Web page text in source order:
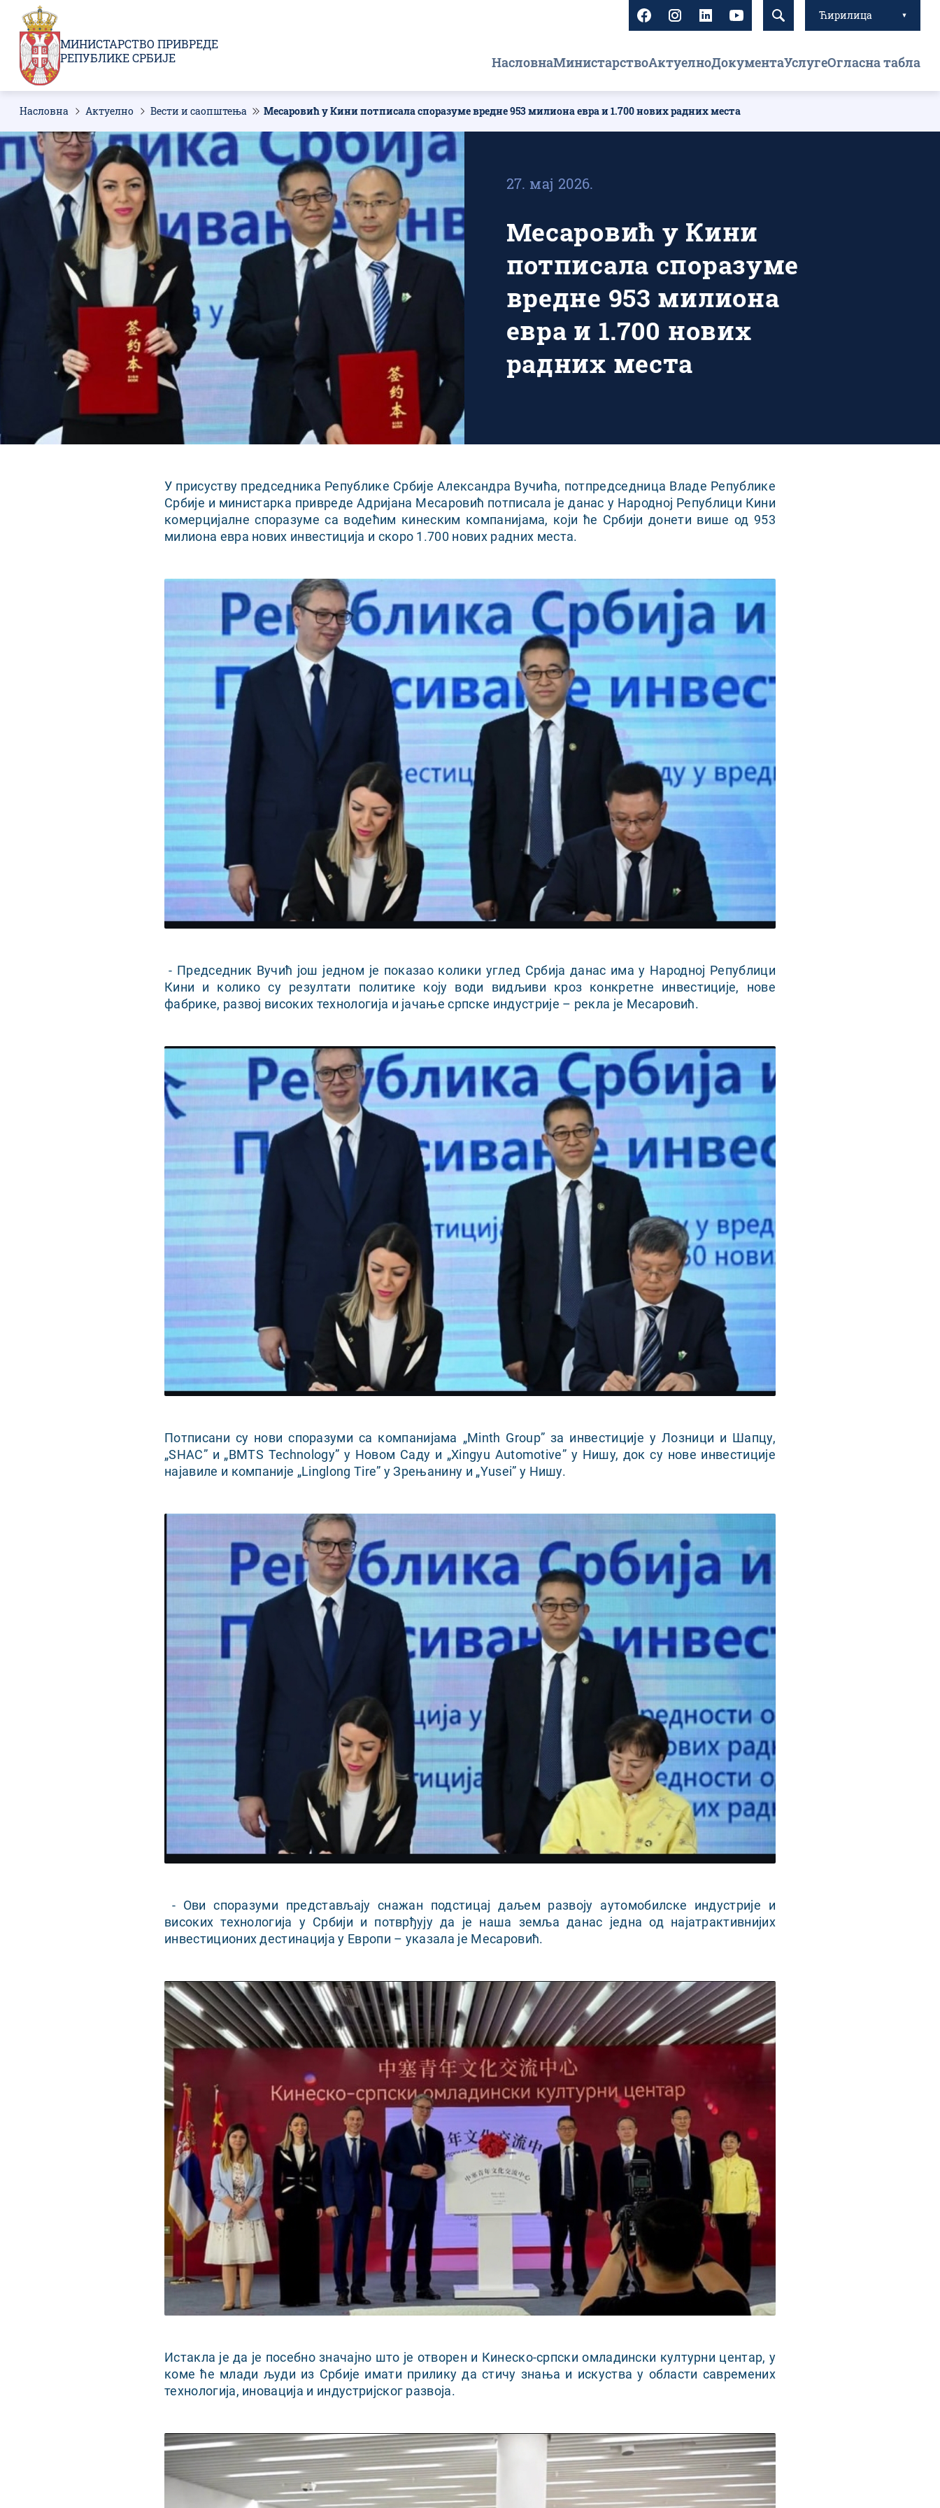
Пребаци
главни
садржаја
МИНИСТАРСТВО ПРИВРЕДЕ
РЕПУБЛИКЕ СРБИЈЕ
Главна
навигација
НасловнаМинистарствоАктуелноДокументаУслугеОгласна табла
Ћирилица
Мрвице
Насловна Актуелно Вести и саопштења Месаровић у Кини потписала споразуме вредне 953 милиона евра и 1.700 нових радних места
27. мај 2026.
Месаровић у Кини
потписала споразуме
вредне 953 милиона
евра и 1.700 нових
радних места
У присуству председника Републике Србије Александра Вучића, потпредседница Владе Републике
Србије и министарка привреде Адријана Месаровић потписала је данас у Народној Републици Кини
комерцијалне споразуме са водећим кинеским компанијама, који ће Србији донети више од 953
милиона евра нових инвестиција и скоро 1.700 нових радних места.
- Председник Вучић још једном је показао колики углед Србија данас има у Народној Републици
Кини и колико су резултати политике коју води видљиви кроз конкретне инвестиције, нове
фабрике, развој високих технологија и јачање српске индустрије – рекла је Месаровић.
Потписани су нови споразуми са компанијама „Minth Group” за инвестиције у Лозници и Шапцу,
„SHAC” и „BMTS Technology” у Новом Саду и „Xingyu Automotive” у Нишу, док су нове инвестиције
најавиле и компаније „Linglong Tire” у Зрењанину и „Yusei” у Нишу.
- Ови споразуми представљају снажан подстицај даљем развоју аутомобилске индустрије и
високих технологија у Србији и потврђују да је наша земља данас једна од најатрактивнијих
инвестиционих дестинација у Европи – указала је Месаровић.
Истакла је да је посебно значајно што је отворен и Кинеско-српски омладински културни центар, у
коме ће млади људи из Србије имати прилику да стичу знања и искуства у области савремених
технологија, иновација и индустријског развоја.